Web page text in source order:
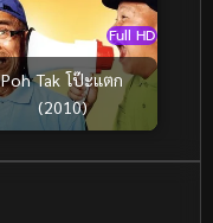
Full HD
Poh Tak โป๊ะแตก
(2010)